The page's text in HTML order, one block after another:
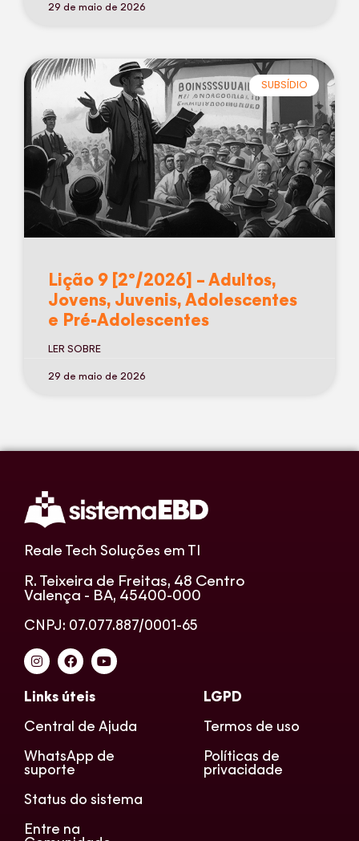
29 de maio de 2026
SUBSÍDIO
Lição 9 [2º/2026] – Adultos,
Jovens, Juvenis, Adolescentes
e Pré-Adolescentes
LER SOBRE
29 de maio de 2026
Reale Tech Soluções em TI
R. Teixeira de Freitas, 48 Centro
Valença - BA, 45400-000
CNPJ: 07.077.887/0001-65
Links úteis
Central de Ajuda
WhatsApp de
suporte
Status do sistema
Entre na
LGPD
Termos de uso
Políticas de
privacidade